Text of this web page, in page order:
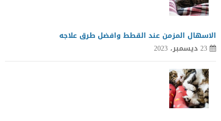
الاسهال المزمن عند القطط وافضل طرق علاجه
23 ديسمبر، 2023